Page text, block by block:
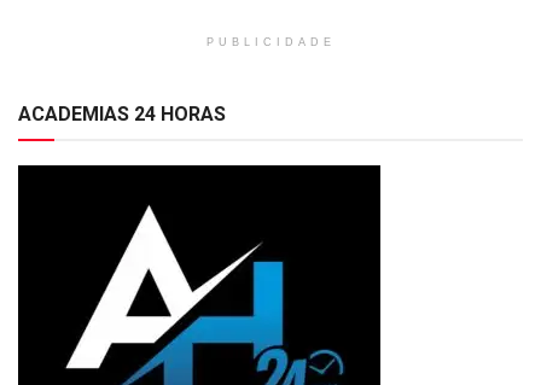
PUBLICIDADE
ACADEMIAS 24 HORAS